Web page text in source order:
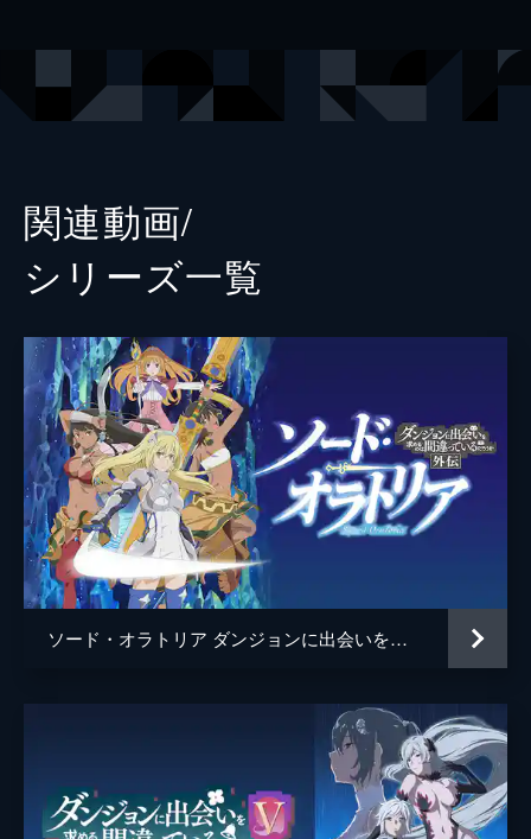
掲載誌 月刊ガンガンJOKER
関連動画/
シリーズ⼀覧
ソード・オラトリア ダンジョンに出会いを求めるのは間違っているだろうか 外伝